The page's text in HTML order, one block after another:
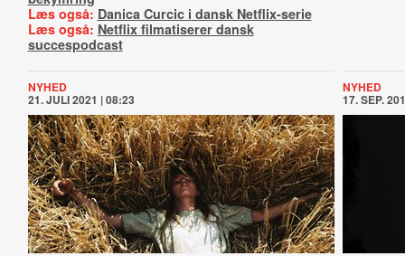
Læs også: Danica Curcic i dansk Netflix-serie
Læs også: Netflix filmatiserer dansk
succespodcast
NYHED
21. JULI 2021 | 08:23
NYHED
17. SEP.